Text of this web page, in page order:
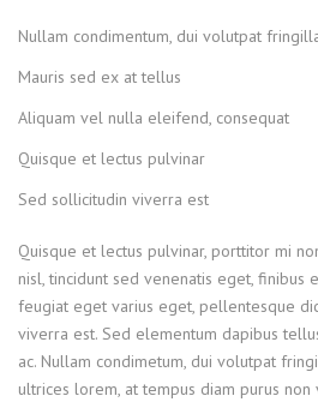
Nullam condimentum, dui volutpat
Mauris sed ex at tellus
Aliquam vel nulla eleifend, consequat
Quisque et lectus pulvinar
Sed sollicitudin viverra est
Quisque et lectus pulvinar, porttitor mi
nisl, tincidunt sed venenatis eget, finibus
feugiat eget varius eget, pellentesque
viverra est. Sed elementum dapibus
ac. Nullam condimetum, dui volutpat
ultrices lorem, at tempus diam purus non